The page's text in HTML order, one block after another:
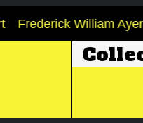
Frederick William Ayer